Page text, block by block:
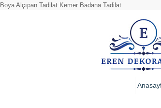
Boya Alçıpan Tadilat Kemer Badana Tadilat